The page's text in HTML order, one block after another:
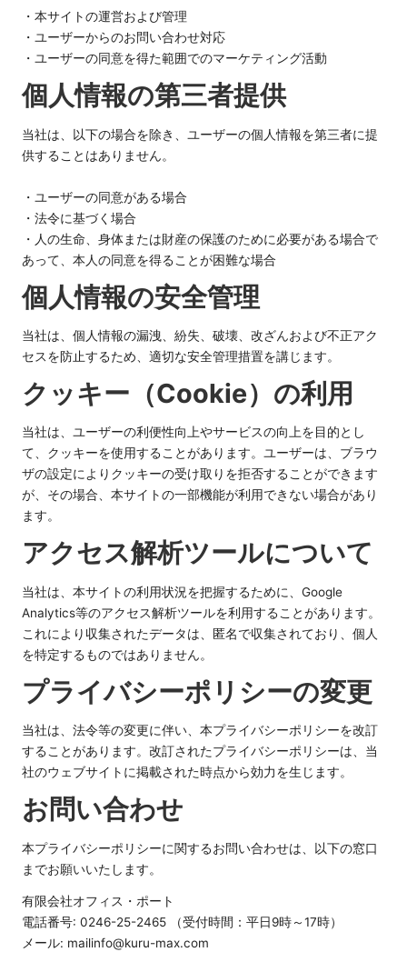
・本サイトの運営および管理
・ユーザーからのお問い合わせ対応
・ユーザーの同意を得た範囲でのマーケティング活動
個人情報の第三者提供
当社は、以下の場合を除き、ユーザーの個人情報を第三者に提
供することはありません。
・ユーザーの同意がある場合
・法令に基づく場合
・人の生命、身体または財産の保護のために必要がある場合で
あって、本人の同意を得ることが困難な場合
個人情報の安全管理
当社は、個人情報の漏洩、紛失、破壊、改ざんおよび不正アク
セスを防止するため、適切な安全管理措置を講じます。
クッキー（Cookie）の利用
当社は、ユーザーの利便性向上やサービスの向上を目的とし
て、クッキーを使用することがあります。ユーザーは、ブラウ
ザの設定によりクッキーの受け取りを拒否することができます
が、その場合、本サイトの一部機能が利用できない場合があり
ます。
アクセス解析ツールについて
当社は、本サイトの利用状況を把握するために、Google
Analytics等のアクセス解析ツールを利用することがあります。
これにより収集されたデータは、匿名で収集されており、個人
を特定するものではありません。
プライバシーポリシーの変更
当社は、法令等の変更に伴い、本プライバシーポリシーを改訂
することがあります。改訂されたプライバシーポリシーは、当
社のウェブサイトに掲載された時点から効力を生じます。
お問い合わせ
本プライバシーポリシーに関するお問い合わせは、以下の窓口
までお願いいたします。
有限会社オフィス・ポート
電話番号: 0246-25-2465 （受付時間：平日9時～17時）
メール: mailinfo@kuru-max.com